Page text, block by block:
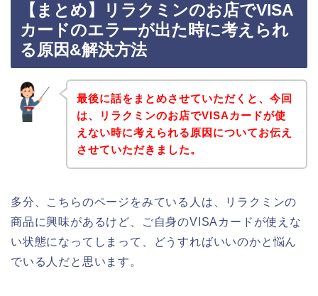
【まとめ】リラクミンのお店でVISA
カードのエラーが出た時に考えられ
る原因&解決方法
最後に話をまとめさせていただくと、今回
は、リラクミンのお店でVISAカードが使
えない時に考えられる原因についてお伝え
させていただきました。
多分、こちらのページをみている人は、リラクミンの
商品に興味があるけど、ご自身のVISAカードが使えな
い状態になってしまって、どうすればいいのかと悩ん
でいる人だと思います。